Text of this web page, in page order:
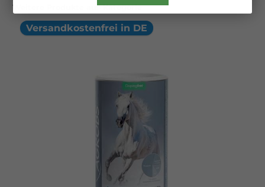
Weitere Produkte aus Kategorie
Versandkostenfrei in DE